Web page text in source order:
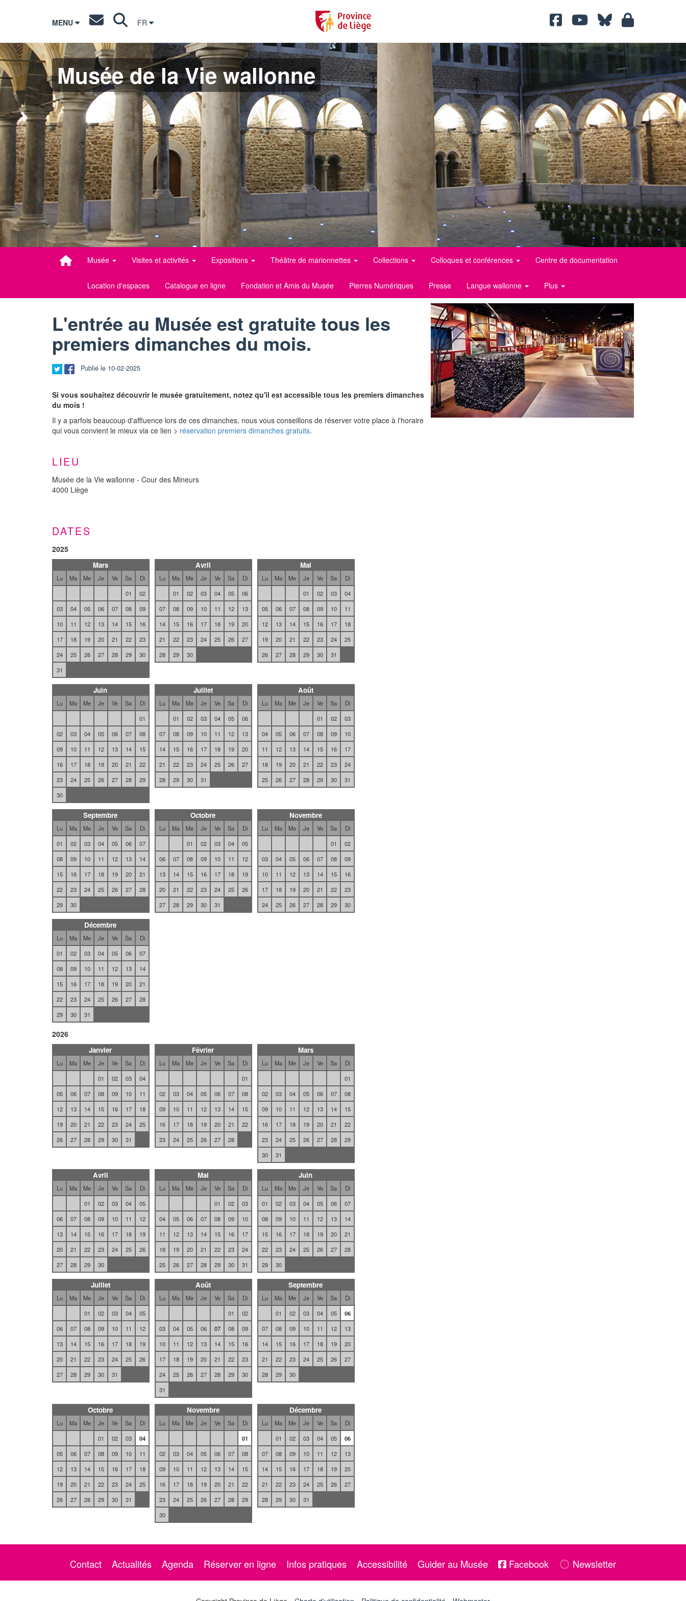
MENU FR
Musée de la Vie wallonne
Musée Visites et activités Expositions Théâtre de marionnettes Collections Colloques et conférences Centre de documentation
Location d'espaces Catalogue en ligne Fondation et Amis du Musée Pierres Numériques Presse Langue wallonne Plus
L'entrée au Musée est gratuite tous les
premiers dimanches du mois.
Publié le 10-02-2025
Si vous souhaitez découvrir le musée gratuitement, notez qu'il est accessible tous les premiers dimanches
du mois !
Il y a parfois beaucoup d'affluence lors de ces dimanches, nous vous conseillons de réserver votre place à l'horaire
qui vous convient le mieux via ce lien > réservation premiers dimanches gratuits.
LIEU
Musée de la Vie wallonne - Cour des Mineurs
4000 Liège
DATES
2025
Mars
Lu Ma Me Je Ve Sa
Di
01
02
03
04 05 06 07 08
09
10
11 12 13 14 15
16
17
18 19 20 21 22
23
24
25 26 27 28 29
30
31
Avril
Lu Ma Me Je Ve Sa
Di
01
02 03 04 05
06
07
08 09 10 11 12
13
14
15 16 17 18 19
20
21
22 23 24 25 26
27
28
29 30
Mai
Lu Ma Me Je Ve Sa
Di
01
02 03
04
05
06 07 08 09 10
11
12
13 14 15 16 17
18
19
20 21 22 23 24
25
26
27 28 29 30 31
Juin
Lu Ma Me Je Ve Sa
Di
01
02
03 04 05 06 07
08
09
10 11 12 13 14
15
16
17 18 19 20 21
22
23
24 25 26 27 28
29
30
Juillet
Lu Ma Me Je Ve Sa
Di
01
02 03 04 05
06
07
08 09 10 11 12
13
14
15 16 17 18 19
20
21
22 23 24 25 26
27
28
29 30 31
Août
Lu Ma Me Je Ve Sa
Di
01
02
03
04
05 06 07 08 09
10
11
12 13 14 15 16
17
18
19 20 21 22 23
24
25
26 27 28 29 30 31
Septembre
Lu Ma Me Je Ve Sa
Di
01
02 03 04 05 06
07
08
09 10 11 12 13
14
15
16 17 18 19 20
21
22
23 24 25 26 27
28
29
30
Octobre
Lu Ma Me Je Ve Sa
Di
01
02 03 04
05
06
07 08 09 10 11
12
13
14 15 16 17 18
19
20
21 22 23 24 25
26
27
28 29 30 31
Novembre
Lu Ma Me Je Ve Sa
Di
01
02
03
04 05 06 07 08
09
10
11 12 13 14 15
16
17
18 19 20 21 22
23
24
25 26 27 28 29 30
Décembre
Lu Ma Me Je Ve Sa
Di
01
02 03 04 05 06
07
08
09 10 11 12 13
14
15
16 17 18 19 20
21
22
23 24 25 26 27
28
29
30 31
2026
Janvier
Lu Ma Me Je Ve Sa
Di
01
02 03
04
05
06 07 08 09 10
11
12
13 14 15 16 17
18
19
20 21 22 23 24
25
26
27 28 29 30 31
Février
Lu Ma Me Je Ve Sa
Di
01
02
03 04 05 06 07
08
09
10 11 12 13 14
15
16
17 18 19 20 21
22
23
24 25 26 27 28
Mars
Lu Ma Me Je Ve Sa
Di
01
02
03 04 05 06 07
08
09
10 11 12 13 14
15
16
17 18 19 20 21
22
23
24 25 26 27 28
29
30
31
Avril
Lu Ma Me Je Ve Sa
Di
01
02 03 04
05
06
07 08 09 10 11
12
13
14 15 16 17 18
19
20
21 22 23 24 25
26
27
28 29 30
Mai
Lu Ma Me Je Ve Sa
Di
01
02
03
04
05 06 07 08 09
10
11
12 13 14 15 16
17
18
19 20 21 22 23
24
25
26 27 28 29 30 31
Juin
Lu Ma Me Je Ve Sa
Di
01
02 03 04 05 06
07
08
09 10 11 12 13
14
15
16 17 18 19 20
21
22
23 24 25 26 27
28
29
30
Juillet
Lu Ma Me Je Ve Sa
Di
01
02 03 04
05
06
07 08 09 10 11
12
13
14 15 16 17 18
19
20
21 22 23 24 25
26
27
28 29 30 31
Août
Lu Ma Me Je Ve Sa
Di
01
02
03
04 05 06 07 08
09
10
11 12 13 14 15
16
17
18 19 20 21 22
23
24
25 26 27 28 29
30
31
Septembre
Lu Ma Me Je Ve Sa
Di
01
02 03 04 05
06
07
08 09 10 11 12
13
14
15 16 17 18 19
20
21
22 23 24 25 26
27
28
29 30
Octobre
Lu Ma Me Je Ve Sa
Di
01
02 03
04
05
06 07 08 09 10
11
12
13 14 15 16 17
18
19
20 21 22 23 24
25
26
27 28 29 30 31
Novembre
Lu Ma Me Je Ve Sa
Di
01
02
03 04 05 06 07
08
09
10 11 12 13 14
15
16
17 18 19 20 21
22
23
24 25 26 27 28
29
30
Décembre
Lu Ma Me Je Ve Sa
Di
01
02 03 04 05
06
07
08 09 10 11 12
13
14
15 16 17 18 19
20
21
22 23 24 25 26
27
28
29 30 31
Contact Actualités Agenda Réserver en ligne Infos pratiques Accessibilité Guider au Musée Facebook Newsletter